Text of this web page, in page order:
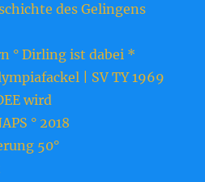
des Gelingens
° Dirling ist dabei *
| SV TY 1969
wird
° 2018
50°